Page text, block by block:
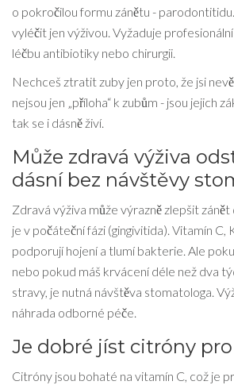
o pokročilou formu zánětu - parodontitidu.
vyléčit jen výživou. Vyžaduje profesionální
léčbu antibiotiky nebo chirurgii.
Nechceš ztratit zuby jen proto, že jsi
nejsou jen „příloha“ k zubům - jsou jejich
tak se i dásně živí.
Může zdravá výživa
dásní bez návštěvy
Zdravá výživa může výrazně zlepšit zánět
je v počáteční fázi (gingivitida). Vitamín C,
podporují hojení a tlumí bakterie. Ale
nebo pokud máš krvácení déle než dva
stravy, je nutná návštěva stomatologa.
náhrada odborné péče.
Je dobré jíst citróny
Citróny jsou bohaté na vitamín C, což je